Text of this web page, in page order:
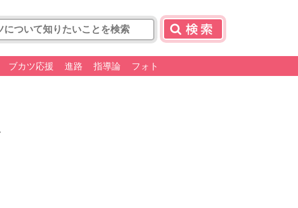
ブカツ応援 進路 指導論 フォト